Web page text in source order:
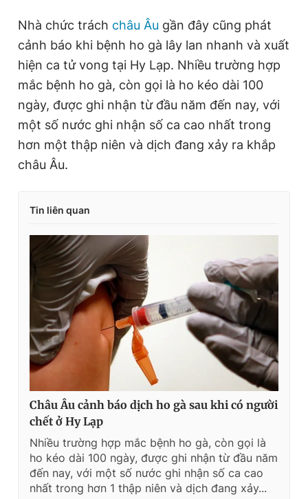
Nhà chức trách châu Âu gần đây cũng phát
cảnh báo khi bệnh ho gà lây lan nhanh và xuất
hiện ca tử vong tại Hy Lạp. Nhiều trường hợp
mắc bệnh ho gà, còn gọi là ho kéo dài 100
ngày, được ghi nhận từ đầu năm đến nay, với
một số nước ghi nhận số ca cao nhất trong
hơn một thập niên và dịch đang xảy ra khắp
châu Âu.
Tin liên quan
Châu Âu cảnh báo dịch ho gà sau khi có người
chết ở Hy Lạp
Nhiều trường hợp mắc bệnh ho gà, còn gọi là
ho kéo dài 100 ngày, được ghi nhận từ đầu năm
đến nay, với một số nước ghi nhận số ca cao
nhất trong hơn 1 thập niên và dịch đang xảy...